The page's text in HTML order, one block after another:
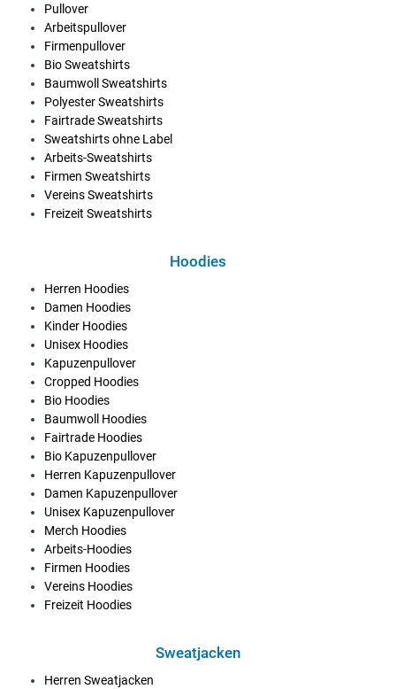
Pullover
Arbeitspullover
Firmenpullover
Bio Sweatshirts
Baumwoll Sweatshirts
Polyester Sweatshirts
Fairtrade Sweatshirts
Sweatshirts ohne Label
Arbeits-Sweatshirts
Firmen Sweatshirts
Vereins Sweatshirts
Freizeit Sweatshirts
Hoodies
Herren Hoodies
Damen Hoodies
Kinder Hoodies
Unisex Hoodies
Kapuzenpullover
Cropped Hoodies
Bio Hoodies
Baumwoll Hoodies
Fairtrade Hoodies
Bio Kapuzenpullover
Herren Kapuzenpullover
Damen Kapuzenpullover
Unisex Kapuzenpullover
Merch Hoodies
Arbeits-Hoodies
Firmen Hoodies
Vereins Hoodies
Freizeit Hoodies
Sweatjacken
Herren Sweatjacken